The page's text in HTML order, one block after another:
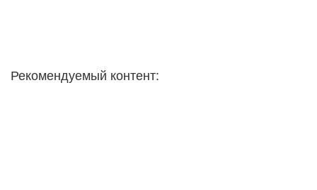
Рекомендуемый контент: